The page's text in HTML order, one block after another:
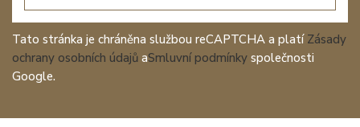
Tato stránka je chráněna službou reCAPTCHA a platí Zásady
ochrany osobních údajů aSmluvní podmínky společnosti
Google.